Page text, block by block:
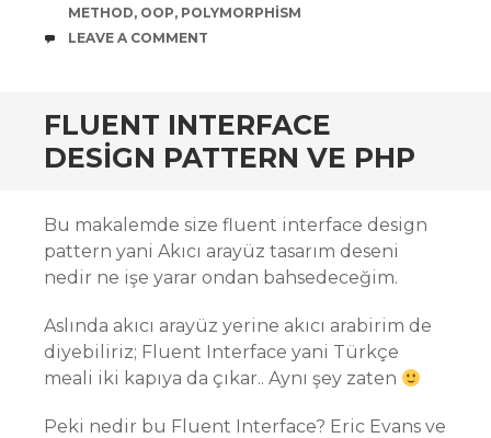
METHOD, OOP, POLYMORPHISM
COMMENTS
LEAVE A COMMENT
FLUENT INTERFACE
DESIGN PATTERN VE PHP
Bu makalemde size fluent interface design
pattern yani Akıcı arayüz tasarım deseni
nedir ne işe yarar ondan bahsedeceğim.
Aslında akıcı arayüz yerine akıcı arabirim de
diyebiliriz; Fluent Interface yani Türkçe
meali iki kapıya da çıkar.. Aynı şey zaten
Peki nedir bu Fluent Interface? Eric Evans ve